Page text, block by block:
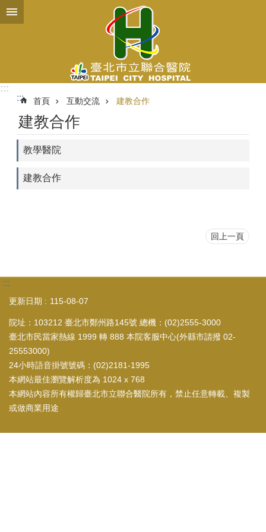
跳到主要內容區塊
:::
:::
首頁 互動交流 建教合作
建教合作
教學醫院
建教合作
回上一頁
:::
更新日期 115-08-07
院址：103212 臺北市鄭州路145號 總機：(02)2555-3000
臺北市民當家熱線 1999 轉 888 本院客服中心(外縣市請撥 02-
25553000)
24小時語音掛號號碼：(02)2181-1995
本網站最佳瀏覽解析度為 1024 x 768
本網站內容所有權歸臺北市立聯合醫院所有，禁止任意轉載、複製
或做商業用途